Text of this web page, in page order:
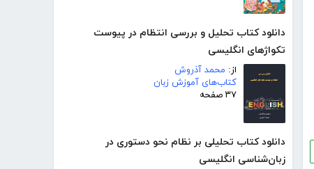
دانلود کتاب تحلیل و بررسی انتظام در پیوست
تکواژهای انگلیسی
از: محمد آذروش
کتاب‌های آموزش زبان
۳۷ صفحه
دانلود کتاب تحلیلی بر نظام نحو دستوری در
زبان‌شناسی انگلیسی